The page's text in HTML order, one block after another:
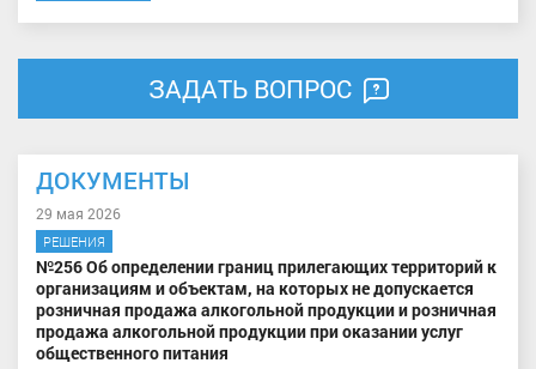
ЗАДАТЬ ВОПРОС
ДОКУМЕНТЫ
29 мая 2026
РЕШЕНИЯ
№256 Об определении границ прилегающих территорий к
организациям и объектам, на которых не допускается
розничная продажа алкогольной продукции и розничная
продажа алкогольной продукции при оказании услуг
общественного питания